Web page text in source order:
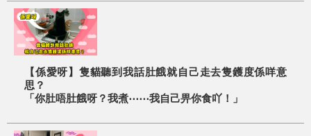
【係愛呀】隻貓聽到我話肚餓就自己走去隻鑊度係咩意
思？
「你肚唔肚餓呀？我煮⋯⋯我自己畀你食吖！」